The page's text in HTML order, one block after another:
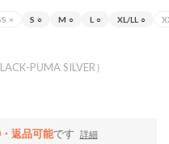
× S ○ M ○ L ○ XL/LL ○
PUMA SILVER）
返品可能です
詳細